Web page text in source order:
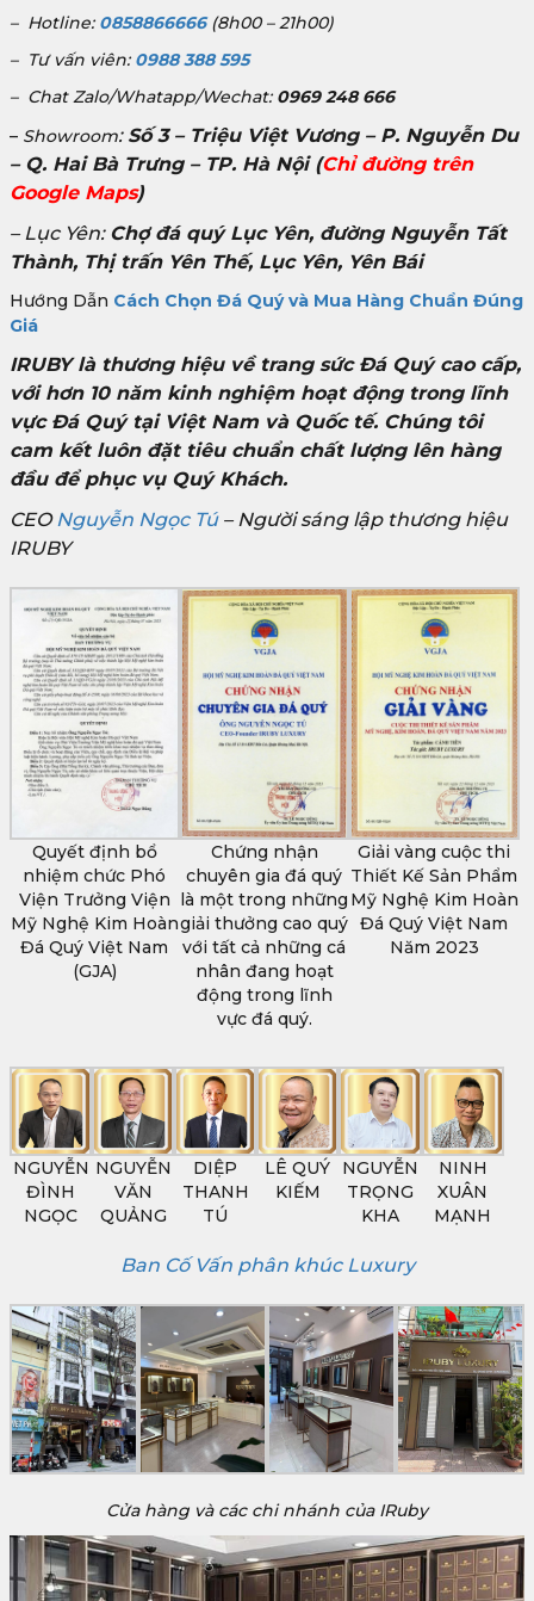
– Hotline: 0858866666(8h00 – 21h00)
– Tư vấn viên: 0988 388 595
– Chat Zalo/Whatapp/Wechat: 0969 248 666
– Showroom: Số 3 – Triệu Việt Vương – P. Nguyễn Du
– Q. Hai Bà Trưng – TP. Hà Nội(Chỉ đường trên
Google Maps)
– Lục Yên: Chợ đá quý Lục Yên, đường Nguyễn Tất
Thành, Thị trấn Yên Thế, Lục Yên, Yên Bái
Hướng Dẫn Cách Chọn Đá Quý và Mua Hàng Chuẩn Đúng
Giá
IRUBY là thương hiệu về trang sức Đá Quý cao cấp,
với hơn 10 năm kinh nghiệm hoạt động trong lĩnh
vực Đá Quý tại Việt Nam và Quốc tế. Chúng tôi
cam kết luôn đặt tiêu chuẩn chất lượng lên hàng
đầu để phục vụ Quý Khách.
CEONguyễn Ngọc Tú– Người sáng lập thương hiệu
IRUBY
Quyết định bổ
nhiệm chức Phó
Viện Trưởng Viện
Mỹ Nghệ Kim Hoàn
Đá Quý Việt Nam
(GJA)
Chứng nhận
chuyên gia đá quý
là một trong những
giải thưởng cao quý
với tất cả những cá
nhân đang hoạt
động trong lĩnh
vực đá quý.
Giải vàng cuộc thi
Thiết Kế Sản Phẩm
Mỹ Nghệ Kim Hoàn
Đá Quý Việt Nam
Năm 2023
NGUYỄN
ĐÌNH
NGỌC
NGUYỄN
VĂN
QUẢNG
DIỆP
THANH
TÚ
LÊ QUÝ
KIẾM
NGUYỄN
TRỌNG
KHA
NINH
XUÂN
MẠNH
Ban Cố Vấn phân khúc Luxury
Cửa hàng và các chi nhánh của IRuby